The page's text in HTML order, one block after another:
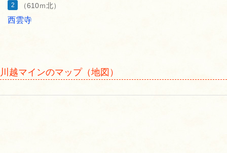
2 （610ｍ北）
西雲寺
川越マインのマップ（地図）